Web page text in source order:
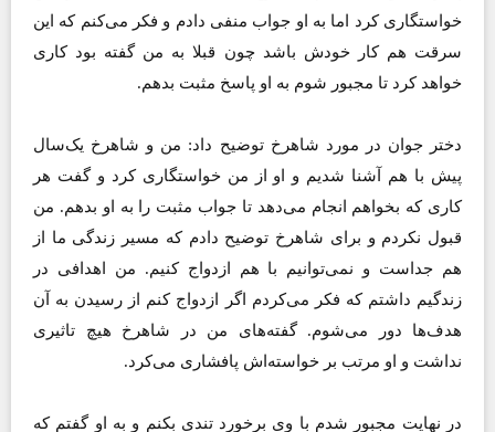
خواستگاری کرد اما به او جواب منفی دادم و فکر می‌کنم که این
سرقت هم کار خودش باشد چون قبلا به من گفته بود کاری
خواهد کرد تا مجبور شوم به او پاسخ مثبت بدهم.
دختر جوان در مورد شاهرخ توضیح داد: من و شاهرخ یک‌سال
پیش با هم آشنا شدیم و او از من خواستگاری کرد و گفت هر
کاری که بخواهم انجام می‌دهد تا جواب مثبت را به او بدهم. من
قبول نکردم و برای شاهرخ توضیح دادم که مسیر زندگی ما از
هم جداست و نمی‌توانیم با هم ازدواج کنیم. من اهدافی در
زندگیم داشتم که فکر می‌کردم اگر ازدواج کنم از رسیدن به آن
هدف‌ها دور می‌شوم. گفته‌های من در شاهرخ هیچ تاثیری
نداشت و او مرتب بر خواسته‌اش پافشاری می‌کرد.
در نهایت مجبور شدم با وی برخورد تندی بکنم و به او گفتم که